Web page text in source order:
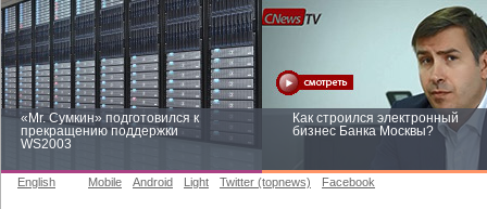
«Mr. Сумкин» подготовился к
прекращению поддержки
WS2003
Как строился электронный
бизнес Банка Москвы?
English Mobile Android Light Twitter (topnews) Facebook